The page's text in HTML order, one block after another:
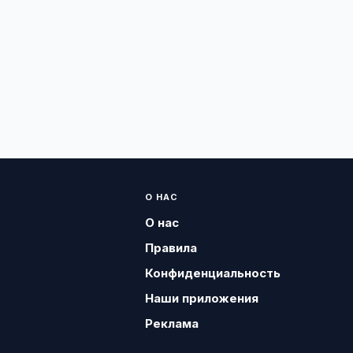
О НАС
О нас
Правила
Конфиденциальность
Наши приложения
Реклама